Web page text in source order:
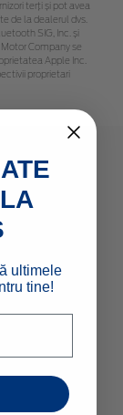
terți și pot avea
de la dealerul dvs.
SIG, Inc. și
Company se
Apple Inc.
proprietari
ultimele
tine!